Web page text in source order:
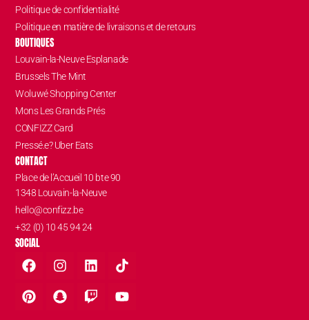
Politique de confidentialité
Politique en matière de livraisons et de retours
BOUTIQUES
Louvain-la-Neuve Esplanade
Brussels The Mint
Woluwé Shopping Center
Mons Les Grands Prés
CONFIZZ Card
Pressé.e? Uber Eats
CONTACT
Place de l’Accueil 10 bte 90
1348 Louvain-la-Neuve
hello@confizz.be
+32 (0) 10 45 94 24
SOCIAL